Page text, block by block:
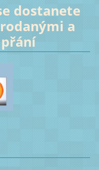
dostanete
a